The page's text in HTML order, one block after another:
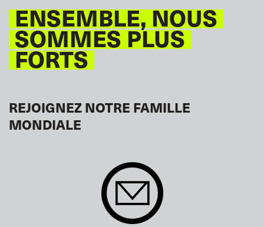
ENSEMBLE, NOUS
SOMMES PLUS
FORTS
REJOIGNEZ NOTRE FAMILLE
MONDIALE